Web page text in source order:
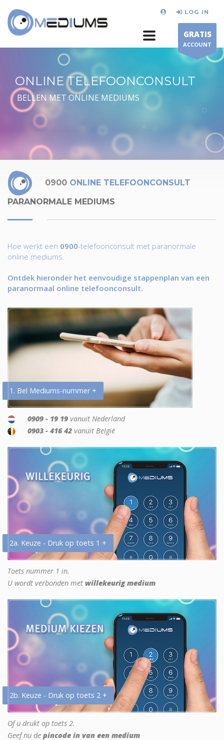
LOG IN
GRATIS
ACCOUNT
ONLINE TELEFOONCONSULT
BELLEN MET ONLINE MEDIUMS
0900 ONLINE TELEFOONCONSULT
PARANORMALE MEDIUMS
Hoe werkt een 0900-telefoonconsult met paranormale
online mediums.
Ontdek hieronder het eenvoudige stappenplan van een
paranormaal online telefoonconsult.
1. Bel Mediums-nummer +
0909 - 19 19 vanuit Nederland
0903 - 416 42 vanuit België
2a. Keuze - Druk op toets 1 +
Toets nummer 1 in.
U wordt verbonden met willekeurig medium
2b. Keuze - Druk op toets 2 +
Of u drukt op toets 2.
Geef nu de pincode in van een medium